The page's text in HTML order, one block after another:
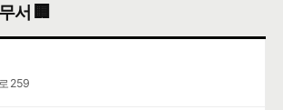
서 🏢
259